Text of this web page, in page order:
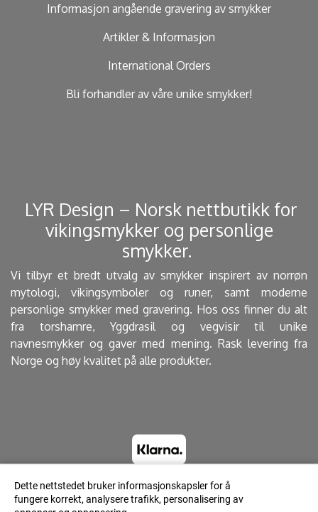
Informasjon angående gravering av smykker
Artikler & Informasjon
International Orders
Bli forhandler av våre unike smykker!
​ LYR Design – Norsk nettbutikk for
vikingsmykker og personlige
smykker. ​
Vi tilbyr et bredt utvalg av smykker inspirert av norrøn
mytologi, vikingsymboler og runer, samt moderne
personlige smykker med gravering. Hos oss finner du alt
fra torshamre, Yggdrasil og vegvisir til unike
navnesmykker og gaver med mening. Rask levering fra
Norge og høy kvalitet på alle produkter.
© 2023 Lyrdesign.no - Powered by Mystore.no
Dette nettstedet bruker informasjonskapsler for å
fungere korrekt, analysere trafikk, personalisering av